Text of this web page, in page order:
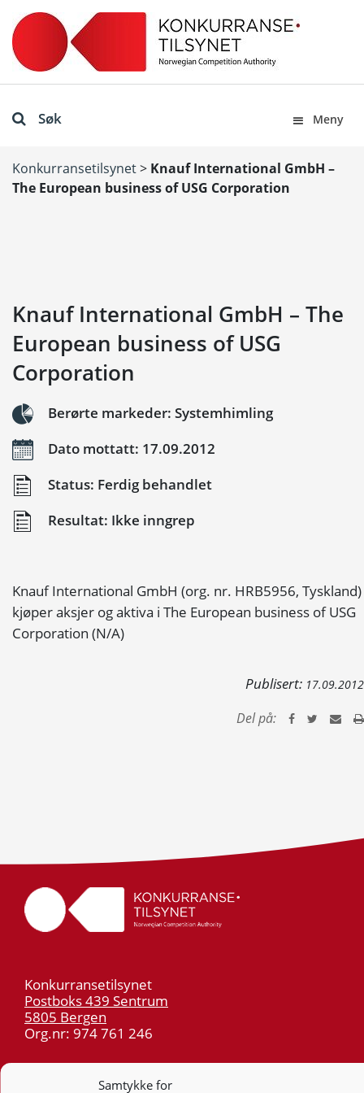
Samtykke for
Søk Meny
Konkurransetilsynet> Knauf International GmbH –
The European business of USG Corporation
Knauf International GmbH – The
European business of USG
Corporation
Berørte markeder: Systemhimling
Dato mottatt: 17.09.2012
Status: Ferdig behandlet
Resultat: Ikke inngrep
Knauf International GmbH (org. nr. HRB5956, Tyskland)
kjøper aksjer og aktiva i The European business of USG
Corporation (N/A)
Publisert: 17.09.2012
Del på:
Konkurransetilsynet
Postboks 439 Sentrum
5805 Bergen
Org.nr: 974 761 246
55 59 75 00